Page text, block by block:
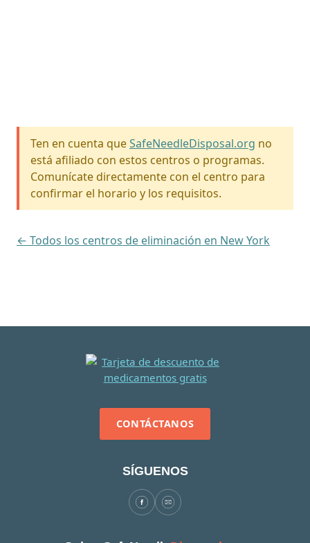
Ten en cuenta queSafeNeedleDisposal.org no
está afiliado con estos centros o programas.
Comunícate directamente con el centro para
confirmar el horario y los requisitos.
← Todos los centros de eliminación en New York
CONTÁCTANOS
SÍGUENOS